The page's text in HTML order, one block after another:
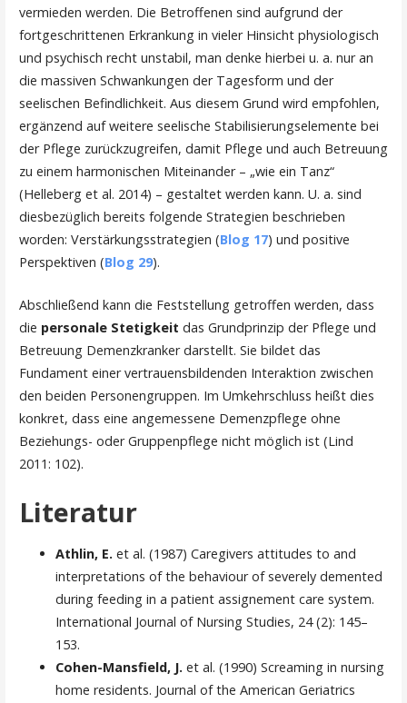
vermieden werden. Die Betroffenen sind aufgrund der
fortgeschrittenen Erkrankung in vieler Hinsicht physiologisch
und psychisch recht unstabil, man denke hierbei u. a. nur an
die massiven Schwankungen der Tagesform und der
seelischen Befindlichkeit. Aus diesem Grund wird empfohlen,
ergänzend auf weitere seelische Stabilisierungselemente bei
der Pflege zurückzugreifen, damit Pflege und auch Betreuung
zu einem harmonischen Miteinander – „wie ein Tanz“
(Helleberg et al. 2014) – gestaltet werden kann. U. a. sind
diesbezüglich bereits folgende Strategien beschrieben
worden: Verstärkungsstrategien (Blog 17) und positive
Perspektiven (Blog 29).
Abschließend kann die Feststellung getroffen werden, dass
die personale Stetigkeit das Grundprinzip der Pflege und
Betreuung Demenzkranker darstellt. Sie bildet das
Fundament einer vertrauensbildenden Interaktion zwischen
den beiden Personengruppen. Im Umkehrschluss heißt dies
konkret, dass eine angemessene Demenzpflege ohne
Beziehungs- oder Gruppenpflege nicht möglich ist (Lind
2011: 102).
Literatur
Athlin, E. et al. (1987) Caregivers attitudes to and
interpretations of the behaviour of severely demented
during feeding in a patient assignement care system.
International Journal of Nursing Studies, 24 (2): 145–
153.
Cohen-Mansfield, J. et al. (1990) Screaming in nursing
home residents. Journal of the American Geriatrics